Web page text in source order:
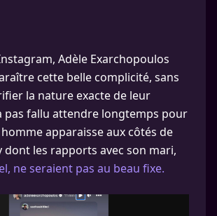
Adèle Exarchopoulos
cette belle complicité, sans
la nature exacte de leur
pas fallu attendre longtemps pour
apparaisse aux côtés de
dont les rapports avec son mari,
ne seraient pas au beau fixe.